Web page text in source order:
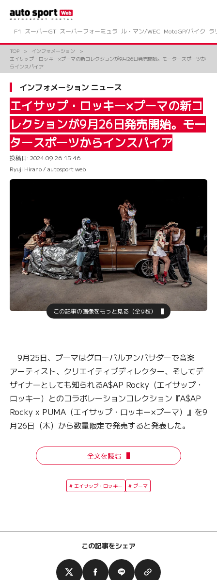
ツ
F1 スーパーGT スーパーフォーミュラ ル・マン/WEC MotoGP/バイク ラ
TOP
インフォメーション
エイサップ・ロッキー×プーマの新コレクションが9月26日発売開始。モータースポーツか
らインスパイア
インフォメーション ニュース
エイサップ・ロッキー×プーマの新コ
レクションが9月26日発売開始。モー
タースポーツからインスパイア
投稿日: 2024.09.26 15:46
Ryuji Hirano / autosport web
この記事の画像をもっと見る（全9枚）
9月25日、プーマはグローバルアンバサダーで音楽
アーティスト、クリエイティブディレクター、そしてデ
ザイナーとしても知られるA$AP Rocky（エイサップ・
ロッキー）とのコラボレーションコレクション『A$AP
Rocky x PUMA（エイサップ・ロッキー×プーマ）』を9
月26日（木）から数量限定で発売すると発表した。
全文を読む
エイサップ・ロッキー プーマ
この記事をシェア